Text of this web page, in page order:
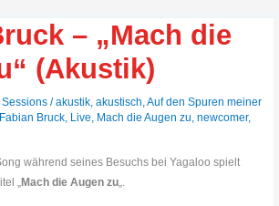
– „Mach die
(Akustik)
/akustik,akustisch,Auf den Spuren meiner
Fabian Bruck, Live, Mach die Augen zu,newcomer,
während seines Besuchs bei Yagaloo spielt
„Mach die Augen zu